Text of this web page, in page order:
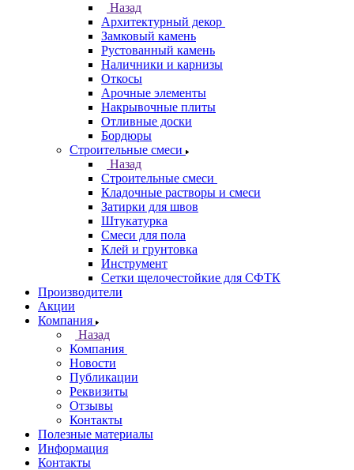
Назад
Архитектурный декор
Замковый камень
Рустованный камень
Наличники и карнизы
Откосы
Арочные элементы
Накрывочные плиты
Отливные доски
Бордюры
Строительные смеси
Назад
Строительные смеси
Кладочные растворы и смеси
Затирки для швов
Штукатурка
Смеси для пола
Клей и грунтовка
Инструмент
Сетки щелочестойкие для СФТК
Производители
Акции
Компания
Назад
Компания
Новости
Публикации
Реквизиты
Отзывы
Контакты
Полезные материалы
Информация
Контакты